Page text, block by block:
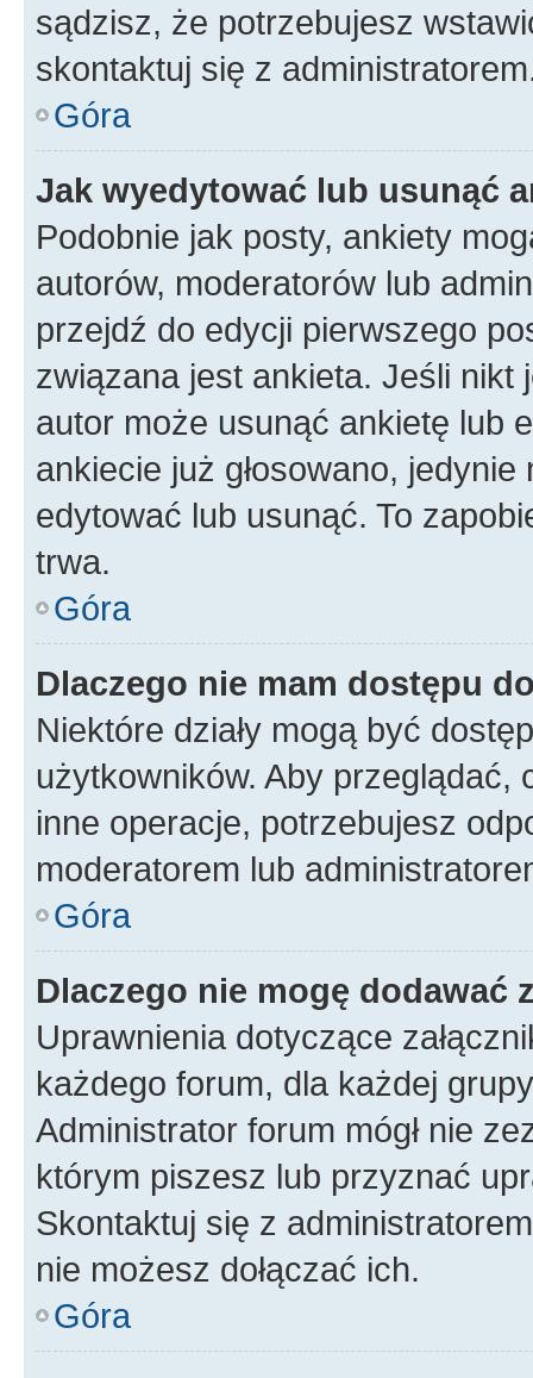
sądzisz, że potrzebujesz
skontaktuj się z
Góra
Jak wyedytować lub usunąć
Podobnie jak posty, ankiety
autorów, moderatorów lub
przejdź do edycji pierwszego
związana jest ankieta. Jeśli nikt
autor może usunąć ankietę lub
ankiecie już głosowano,
edytować lub usunąć. To
trwa.
Góra
Dlaczego nie mam dostępu
Niektóre działy mogą być
użytkowników. Aby
inne operacje, potrzebujesz
moderatorem lub
Góra
Dlaczego nie mogę dodawać
Uprawnienia dotyczące
każdego forum, dla każdej
Administrator forum mógł nie
którym piszesz lub przyznać
Skontaktuj się z
nie możesz dołączać ich.
Góra